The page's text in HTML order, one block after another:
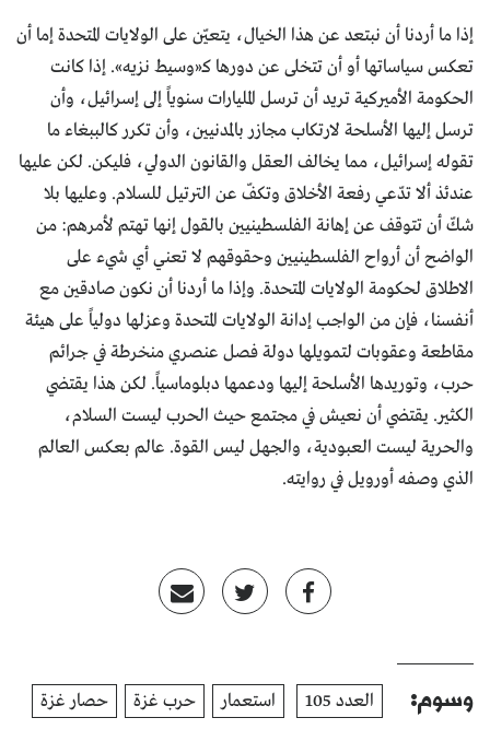
إذا ما أردنا أن نبتعد عن هذا الخيال، يتعيّن على الولايات المتحدة إما أن
تعكس سياساتها أو أن تتخلى عن دورها كـ«وسيط نزيه». إذا كانت
الحكومة الأميركية تريد أن ترسل المليارات سنوياً إلى إسرائيل، وأن
ترسل إليها الأسلحة لارتكاب مجازر بالمدنيين، وأن تكرر كالببغاء ما
تقوله إسرائيل، مما يخالف العقل والقانون الدولي، فليكن. لكن عليها
عندئذ ألا تدّعي رفعة الأخلاق وتكفّ عن الترتيل للسلام. وعليها بلا
شكّ أن تتوقف عن إهانة الفلسطينيين بالقول إنها تهتم لأمرهم: من
الواضح أن أرواح الفلسطينيين وحقوقهم لا تعني أي شيء على
الاطلاق لحكومة الولايات المتحدة. وإذا ما أردنا أن نكون صادقين مع
أنفسنا، فإن من الواجب إدانة الولايات المتحدة وعزلها دولياً على هيئة
مقاطعة وعقوبات لتمويلها دولة فصل عنصري منخرطة في جرائم
حرب، وتوريدها الأسلحة إليها ودعمها دبلوماسياً. لكن هذا يقتضي
الكثير. يقتضي أن نعيش في مجتمع حيث الحرب ليست السلام،
والحرية ليست العبودية، والجهل ليس القوة. عالم بعكس العالم
الذي وصفه أورويل في روايته.
وسوم: العدد 105 استعمار حرب غزة حصار غزة